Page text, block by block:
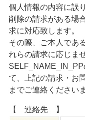
個人情報の内容に誤
削除の請求がある場
求に対応致します。
その際、ご本人であ
れらの請求に応じま
て、上記の請求・お
までご連絡ください
【 連絡先 】